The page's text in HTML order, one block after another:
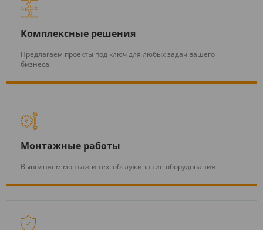
Комплексные решения
Предлагаем проекты под ключ для любых задач вашего
бизнеса
Монтажные работы
Выполняем монтаж и тех. обслуживание оборудования